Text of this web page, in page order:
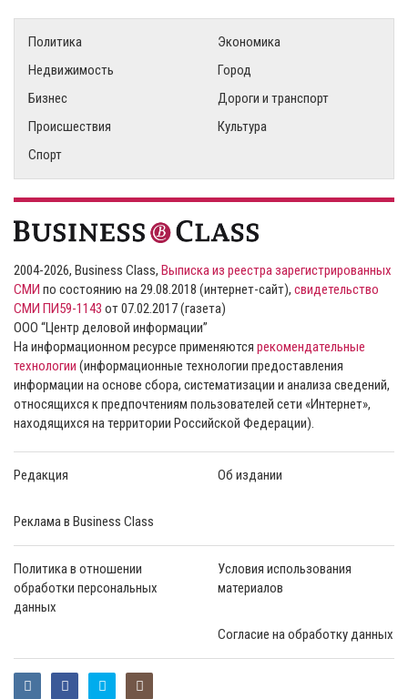
Политика
Экономика
Недвижимость
Город
Бизнес
Дороги и транспорт
Происшествия
Культура
Спорт
2004-2026, Business Class, Выписка из реестра зарегистрированных
СМИ по состоянию на 29.08.2018 (интернет-сайт), свидетельство
СМИ ПИ59-1143 от 07.02.2017 (газета)
ООО “Центр деловой информации”
На информационном ресурсе применяются рекомендательные
технологии (информационные технологии предоставления
информации на основе сбора, систематизации и анализа сведений,
относящихся к предпочтениям пользователей сети «Интернет»,
находящихся на территории Российской Федерации).
Редакция Об издании
Реклама в Business Class
Политика в отношении
обработки персональных
данных
Условия использования
материалов
Согласие на обработку данных